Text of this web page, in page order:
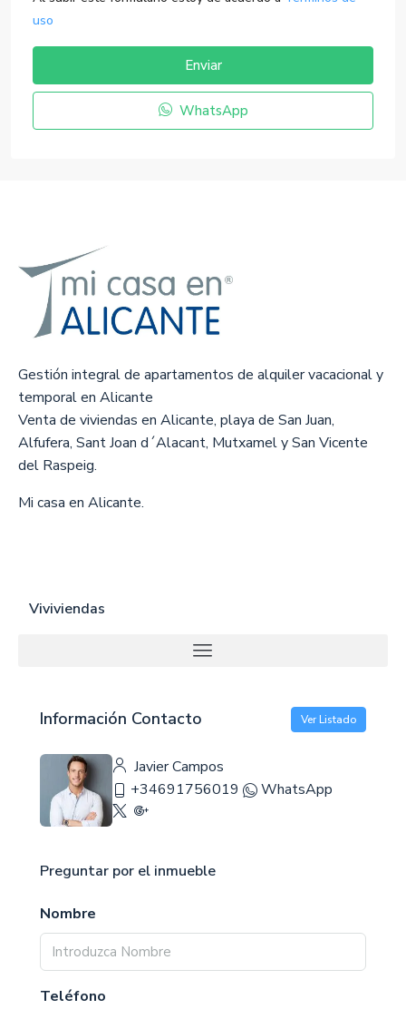
uso
Enviar
WhatsApp
Gestión integral de apartamentos de alquiler vacacional y
temporal en Alicante
Venta de viviendas en Alicante, playa de San Juan,
Alfufera, Sant Joan d´Alacant, Mutxamel y San Vicente
del Raspeig.
Mi casa en Alicante.
Viviviendas
Información Contacto Ver Listado
Javier Campos
+34691756019
WhatsApp
Preguntar por el inmueble
Nombre
Teléfono